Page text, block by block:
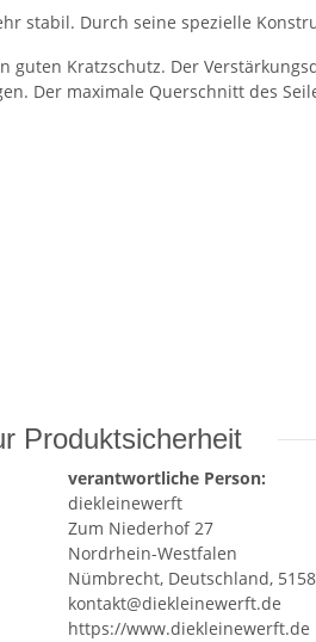
stabil. Durch seine spezielle
Kratzschutz. Der
Der maximale Querschnitt des
Produktsicherheit
verantwortliche Person:
diekleinewerft
Zum Niederhof 27
Nordrhein-Westfalen
Nümbrecht, Deutschland,
kontakt@diekleinewerft.de
https://www.diekleinewerft.de